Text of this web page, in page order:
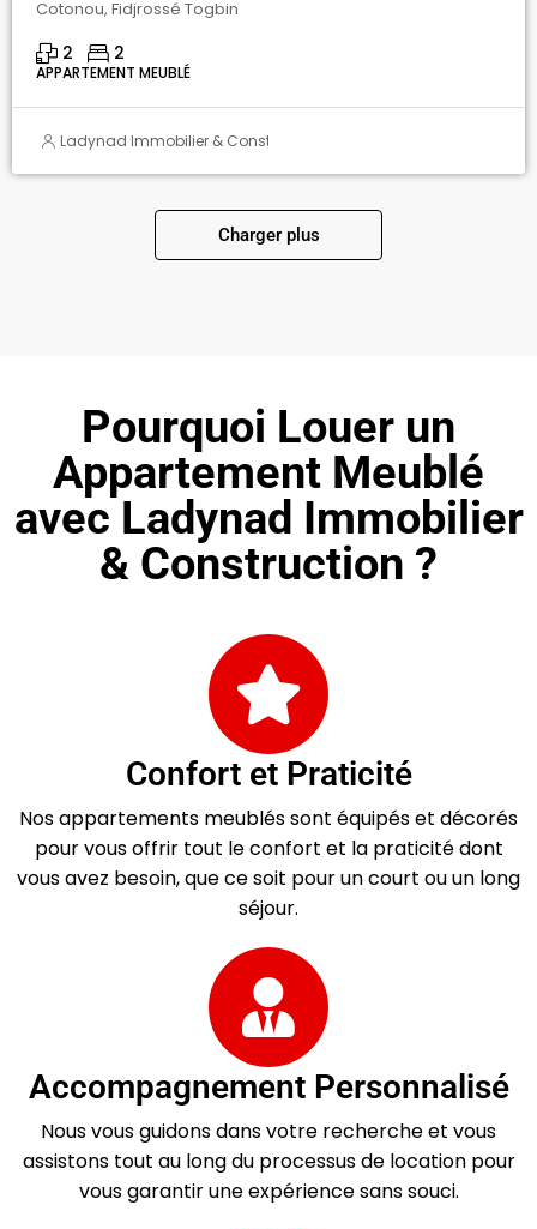
Cotonou, Fidjrossé Togbin
2 2
APPARTEMENT MEUBLÉ
Ladynad Immobilier & Construction
Charger plus
Pourquoi Louer un
Appartement Meublé
avec Ladynad Immobilier
& Construction ?
Confort et Praticité
Nos appartements meublés sont équipés et décorés
pour vous offrir tout le confort et la praticité dont
vous avez besoin, que ce soit pour un court ou un long
séjour.
Accompagnement Personnalisé
Nous vous guidons dans votre recherche et vous
assistons tout au long du processus de location pour
vous garantir une expérience sans souci.